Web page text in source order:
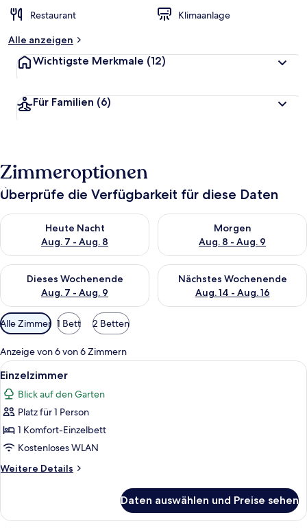
Restaurant
Klimaanlage
Alle anzeigen
Wichtigste Merkmale (12)
Für Familien (6)
Zimmeroptionen
Überprüfe die Verfügbarkeit für diese Daten
Heute Nacht
Aug. 7 - Aug. 8
Überprüfe die Verfügbarkeit für heute Nacht, Aug. 7 - Aug. 8.
Morgen
Aug. 8 - Aug. 9
Überprüfe die Verfügbarkeit
Dieses Wochenende
Aug. 7 - Aug. 9
Überprüfe die Verfügbarkeit für dieses Wochenende, Aug. 7
Nächstes Wochenende
Aug. 14 - Aug. 16
Überprüfe die Verfügbarkeit
Verfügbare
Filter
für
Zimmer
Alle Zimmer 1 Bett 2 Betten
Anzeige von 6 von 6 Zimmern
Alle
Fotos
für
Einzelzimmer
anzeigen
Zimmersafe, kostenloses WLAN,
3
Einzelzimmer
Blick auf den Garten
Platz für 1 Person
1 Komfort-Einzelbett
Kostenloses WLAN
Weitere Details
Weitere
Daten auswählen und Preise sehen